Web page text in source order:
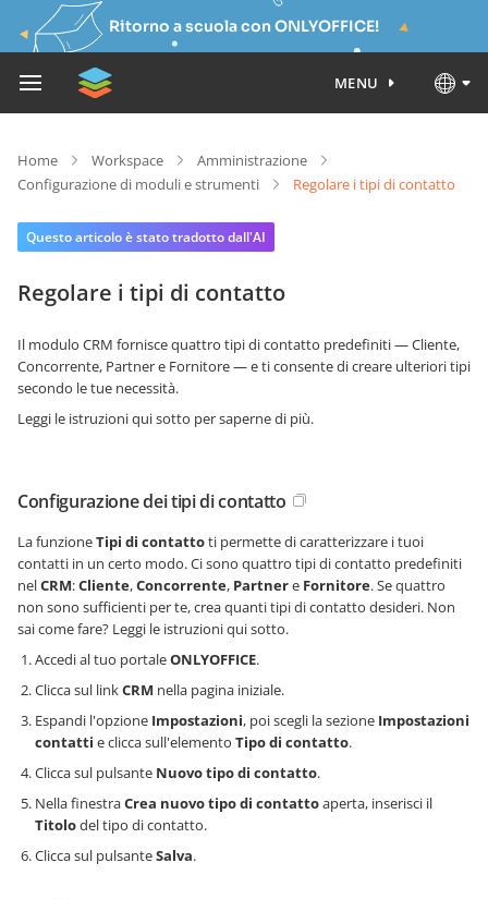
Ritorno a scuola con ONLYOFFICE!
MENU
Home Workspace
Amministrazione
Configurazione di moduli e strumenti
Regolare i tipi di contatto
Questo articolo è stato tradotto dall'AI
Regolare i tipi di contatto
Il modulo CRM fornisce quattro tipi di contatto predefiniti — Cliente,
Concorrente, Partner e Fornitore — e ti consente di creare ulteriori tipi
secondo le tue necessità.
Leggi le istruzioni qui sotto per saperne di più.
Configurazione dei tipi di contatto
La funzioneTipi di contattoti permette di caratterizzare i tuoi
contatti in un certo modo. Ci sono quattro tipi di contatto predefiniti
nelCRM:Cliente,Concorrente, Partnere Fornitore. Se quattro
non sono sufficienti per te, crea quanti tipi di contatto desideri. Non
sai come fare? Leggi le istruzioni qui sotto.
Accedi al tuo portaleONLYOFFICE.
Clicca sul linkCRM nella pagina iniziale.
Espandi l'opzione Impostazioni, poi scegli la sezione Impostazioni
contatti e clicca sull'elemento Tipo di contatto.
Clicca sul pulsante Nuovo tipo di contatto.
Nella finestraCrea nuovo tipo di contattoaperta, inserisci il
Titolodel tipo di contatto.
Clicca sul pulsanteSalva.